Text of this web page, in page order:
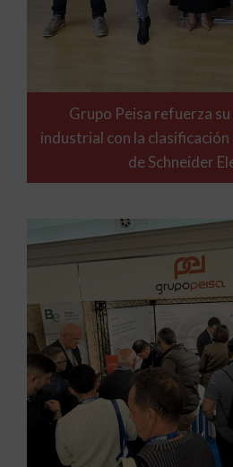
Grupo Peisa refuerza
industrial con la
de Schneider